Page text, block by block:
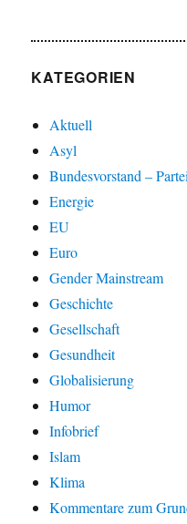
KATEGORIEN
Aktuell
Asyl
Bundesvorstand – Partei
Energie
EU
Euro
Gender Mainstream
Geschichte
Gesellschaft
Gesundheit
Globalisierung
Humor
Infobrief
Islam
Klima
Kommentare zum